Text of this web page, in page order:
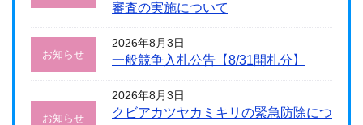
審査の実施について
お知らせ
2026年8月3日
一般競争入札公告【8/31開札分】
お知らせ
2026年8月3日
クビアカツヤカミキリの緊急防除につ